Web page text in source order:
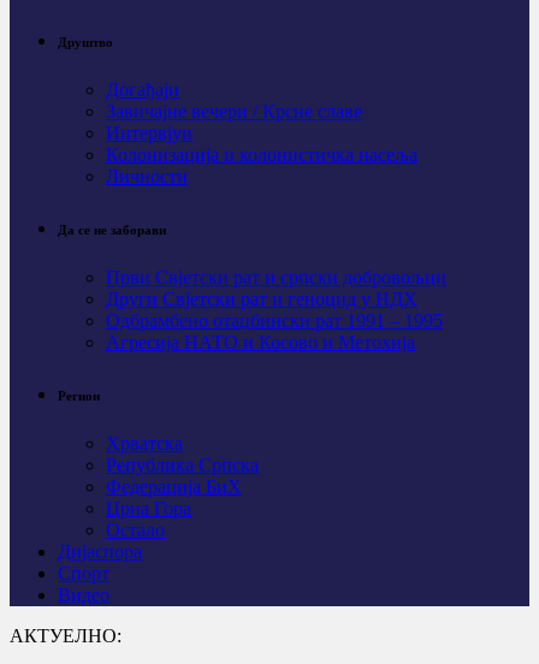
Друштво
Догађаји
Завичајне вечери / Крсне славе
Интервјуи
Колонизација и колонистичка насеља
Личности
Да се не заборави
Први Свјeтски рат и српски добровољци
Други Свјетски рат и геноцид у НДХ
Одбрамбено отаџбински рат 1991 – 1995
Агресија НАТО и Косово и Метохија
Регион
Хрватска
Република Српска
Федерација БиХ
Црна Гора
Остало
Дијаспора
Спорт
Видео
АКТУЕЛНО: